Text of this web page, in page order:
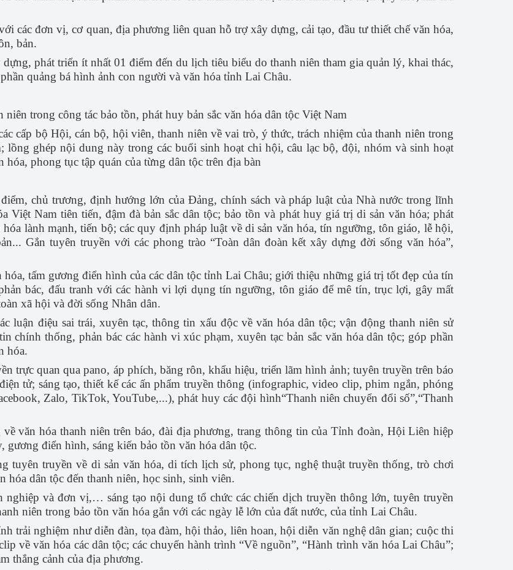
các đơn vị, cơ quan, địa phương liên quan hỗ trợ xây dựng, cải tạo, đầu tư thiết chế văn hóa,
bản.
phát triển ít nhất 01 điểm đến du lịch tiêu biểu do thanh niên tham gia quản lý, khai thác,
quảng bá hình ảnh con người và văn hóa tỉnh Lai Châu.
trong công tác bảo tồn, phát huy bản sắc văn hóa dân tộc Việt Nam
cấp bộ Hội, cán bộ, hội viên, thanh niên về vai trò, ý thức, trách nhiệm của thanh niên trong
lồng ghép nội dung này trong các buổi sinh hoạt chi hội, câu lạc bộ, đội, nhóm và sinh hoạt
phong tục tập quán của từng dân tộc trên địa bàn
chủ trương, định hướng lớn của Đảng, chính sách và pháp luật của Nhà nước trong lĩnh
Việt Nam tiên tiến, đậm đà bản sắc dân tộc; bảo tồn và phát huy giá trị di sản văn hóa; phát
lành mạnh, tiến bộ; các quy định pháp luật về di sản văn hóa, tín ngưỡng, tôn giáo, lễ hội,
Gắn tuyên truyền với các phong trào “Toàn dân đoàn kết xây dựng đời sốngvăn hóa”,
tấm gương điển hình của các dân tộc tỉnh Lai Châu; giới thiệu những giá trị tốt đẹp của tín
bác, đấu tranh với các hành vi lợi dụng tín ngưỡng, tôn giáo để mê tín, trục lợi, gây mất
xã hội và đời sống Nhân dân.
luận điệu sai trái, xuyên tạc, thông tin xấu độc về văn hóa dân tộc; vận động thanh niên sử
chính thống, phản bác các hành vi xúc phạm, xuyên tạc bản sắc văn hóa dân tộc; góp phần
hóa.
trực quan qua pano, áp phích, băng rôn, khẩu hiệu, triển lãm hình ảnh; tuyên truyền trên báo
tử; sáng tạo, thiết kế các ấn phẩm truyền thông (infographic, video clip, phim ngắn, phóng
Zalo, TikTok, YouTube,...), phát huy các đội hình“Thanh niên chuyển đổi số”,“Thanh
văn hóa thanh niên trên báo, đài địa phương, trang thông tin của Tỉnh đoàn, Hội Liên hiệp
điển hình, sáng kiến bảo tồn văn hóa dân tộc.
tuyên truyền về di sản văn hóa, di tích lịch sử, phong tục, nghệ thuật truyền thống, trò chơi
dân tộc đến thanh niên, học sinh, sinh viên.
và đơn vị,… sáng tạo nội dung tổ chức các chiến dịch truyền thông lớn, tuyên truyền
niên trong bảo tồn văn hóa gắn với các ngày lễ lớn của đất nước, của tỉnh Lai Châu.
trải nghiệm như diễn đàn, tọa đàm, hội thảo, liên hoan, hội diễn văn nghệ dân gian; cuộc thi
về văn hóa các dân tộc; các chuyến hành trình “Về nguồn”, “Hành trình văn hóa Lai Châu”;
thắng cảnh của địa phương.